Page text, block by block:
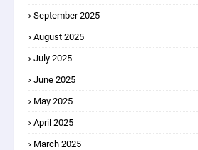
September 2025
August 2025
July 2025
June 2025
May 2025
April 2025
March 2025